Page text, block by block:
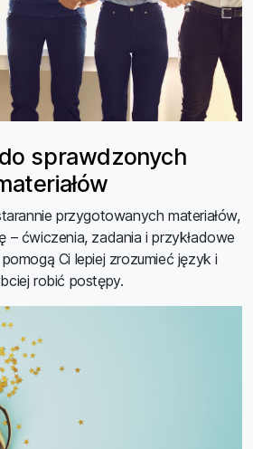
sprawdzonych
przygotowanych materiałów,
– ćwiczenia, zadania i przykładowe
Ci lepiej zrozumieć język i
robić postępy.